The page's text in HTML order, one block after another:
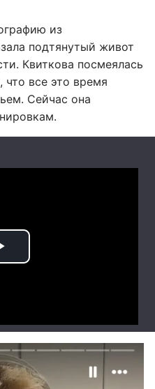
из
подтянутый живот
Квиткова посмеялась
что все это время
Сейчас она